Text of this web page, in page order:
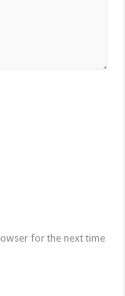
for the next time